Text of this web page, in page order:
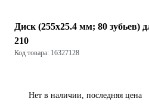
Диск (255х25.4 мм; 80 зубьев)
210
Код товара: 16327128
Нет в наличии, последняя цена